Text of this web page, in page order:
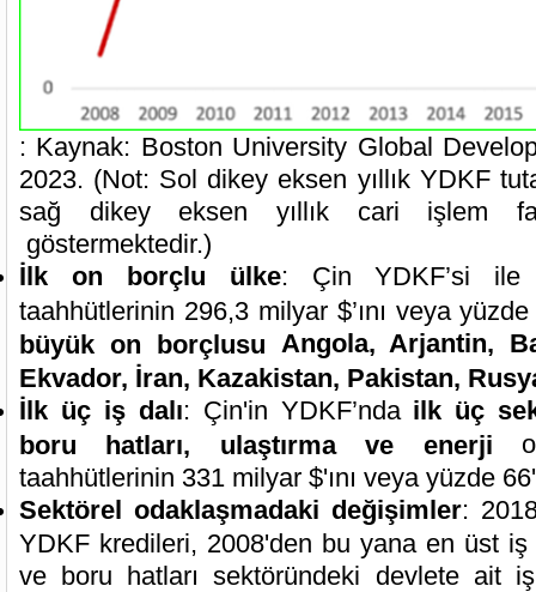
: Kaynak: Boston University Global
2023. (Not: Sol dikey eksen yıllık YDKF
sağ dikey eksen yıllık cari işlem
göstermektedir.)
İlk on borçlu ülke: Çin YDKF’si ile
taahhütlerinin 296,3 milyar $’ını veya
büyük on borçlusu Angola, Arjantin,
Ekvador, İran, Kazakistan, Pakistan,
İlk üç iş dalı: Çin'in YDKF’nda ilk üç
boru hatları, ulaştırma ve enerji
taahhütlerinin 331 milyar $'ını veya yüzde
Sektörel odaklaşmadaki değişimler:
YDKF kredileri, 2008'den bu yana en üst iş
ve boru hatları sektöründeki devlete ait